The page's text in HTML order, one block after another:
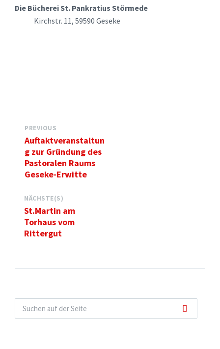
Die Bücherei St. Pankratius Störmede
Kirchstr. 11, 59590 Geseke
PREVIOUS
Auftaktveranstaltun
g zur Gründung des
Pastoralen Raums
Geseke-Erwitte
NÄCHSTE(S)
St.Martin am
Torhaus vom
Rittergut